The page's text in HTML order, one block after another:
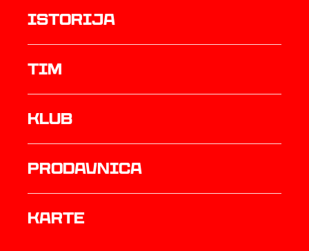
istorija
TIM
Klub
prodavnica
Karte